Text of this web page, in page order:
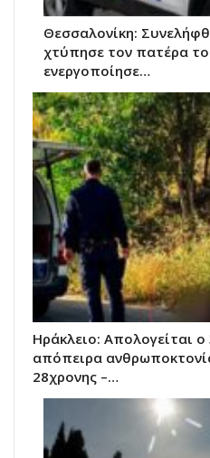
Θεσσαλονίκη:
χτύπησε τον πατέρα
ενεργοποίησε…
Ηράκλειο: Απολογείται ο
απόπειρα
28χρονης –…